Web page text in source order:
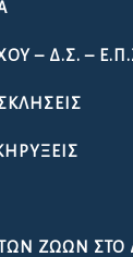
– Δ.Σ. –
ΖΏΩΝ